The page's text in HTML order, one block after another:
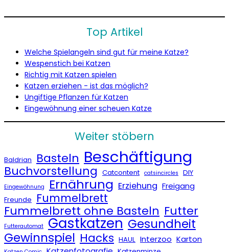
Top Artikel
Welche Spielangeln sind gut für meine Katze?
Wespenstich bei Katzen
Richtig mit Katzen spielen
Katzen erziehen - ist das möglich?
Ungiftige Pflanzen für Katzen
Eingewöhnung einer scheuen Katze
Weiter stöbern
Baldrian Basteln Beschäftigung
Buchvorstellung Catcontent catsincircles DIY
Eingewöhnung Ernährung Erziehung Freigang
Freunde Fummelbrett
Fummelbrett ohne Basteln Futter
Futterautomat Gastkatzen Gesundheit
Gewinnspiel Hacks HAUL Interzoo Karton